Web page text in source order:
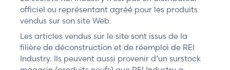
officiel ou représentant agréé pour les produits
vendus sur son site Web.
Les articles vendus sur le site sont issus de la
filière de déconstruction et de réemploi de REI
Industry. Ils peuvent aussi provenir d’un surstock